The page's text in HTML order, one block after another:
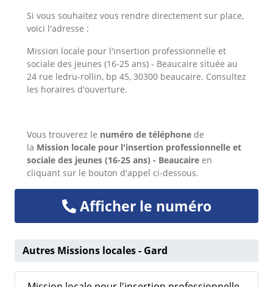
Si vous souhaitez vous rendre directement sur place,
voici l'adresse :
Mission locale pour l'insertion professionnelle et
sociale des jeunes (16-25 ans) - Beaucaire située au
24 rue ledru-rollin, bp 45, 30300 beaucaire. Consultez
les horaires d'ouverture.
Vous trouverez le numéro de téléphone de
la Mission locale pour l'insertion professionnelle et
sociale des jeunes (16-25 ans) - Beaucaire en
cliquant sur le bouton d'appel ci-dessous.
Afficher le numéro
Autres Missions locales - Gard